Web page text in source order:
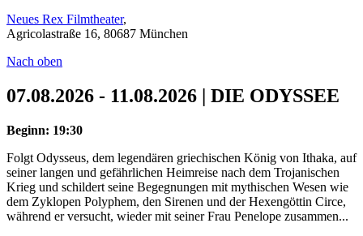
Neues Rex Filmtheater,
Agricolastraße 16, 80687 München
Nach oben
07.08.2026 - 11.08.2026 | DIE ODYSSEE
Beginn: 19:30
Folgt Odysseus, dem legendären griechischen König von Ithaka, auf
seiner langen und gefährlichen Heimreise nach dem Trojanischen
Krieg und schildert seine Begegnungen mit mythischen Wesen wie
dem Zyklopen Polyphem, den Sirenen und der Hexengöttin Circe,
während er versucht, wieder mit seiner Frau Penelope zusammen...